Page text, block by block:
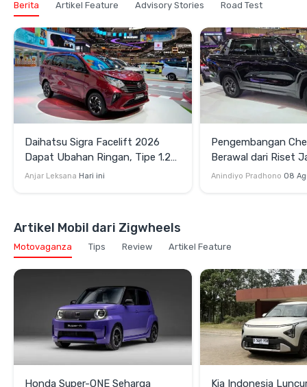
Berita Artikel Feature Advisory Stories Road Test
Daihatsu Sigra Facelift 2026
Dapat Ubahan Ringan, Tipe 1.2R
Dijual Mulai Rp173 Jutaan
Anjar Leksana Hari ini
Pengembangan
Berawal dari Riset
Indonesia
Anindiyo Pradhono 08
Artikel Mobil dari Zigwheels
Motovaganza Tips Review Artikel Feature
Honda Super-ONE Seharga Kia Indonesia